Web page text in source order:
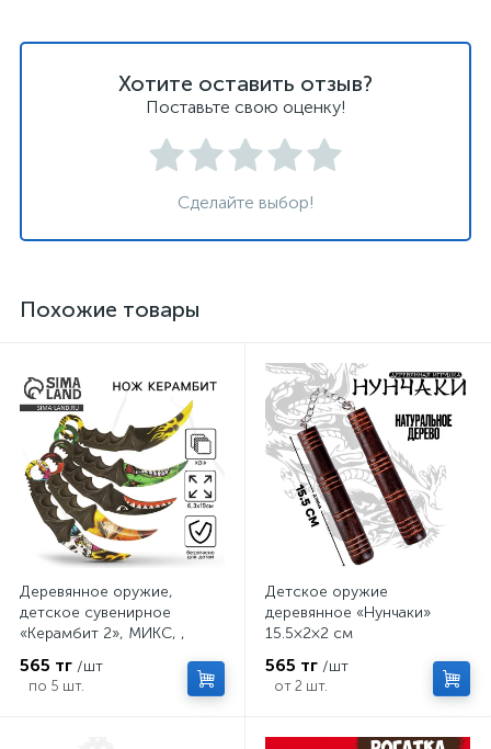
Хотите оставить отзыв?
Поставьте свою оценку!
Сделайте выбор!
Похожие товары
Деревянное оружие,
детское сувенирное
«Керамбит 2», МИКС, ,
565 тг /шт
по 5 шт.
Детское оружие
деревянное «Нунчаки»
15.5×2×2 см
565 тг /шт
от 2 шт.